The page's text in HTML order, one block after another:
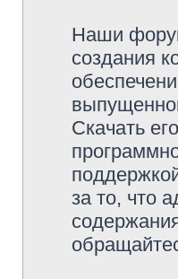
Наши
создания
Скачать
за то, что